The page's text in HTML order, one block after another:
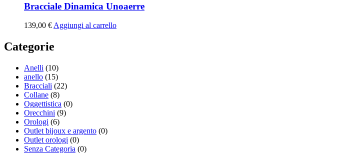
Bracciale Dinamica Unoaerre
139,00 € Aggiungi al carrello
Categorie
Anelli (10)
anello (15)
Bracciali (22)
Collane (8)
Oggettistica (0)
Orecchini (9)
Orologi (6)
Outlet bijoux e argento (0)
Outlet orologi (0)
Senza Categoria (0)